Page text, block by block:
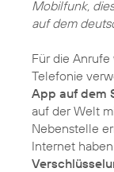
Mobilfunk,
auf dem
Für die
Telefonie
App auf dem
auf der Welt
Nebenstelle
Internet